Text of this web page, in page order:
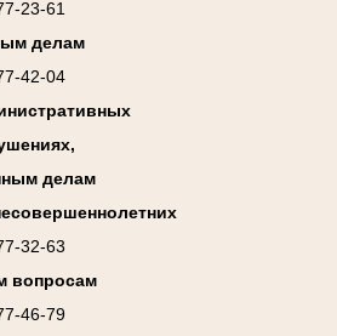
23-61
делам
42-04
делам
32-63
вопросам
46-79